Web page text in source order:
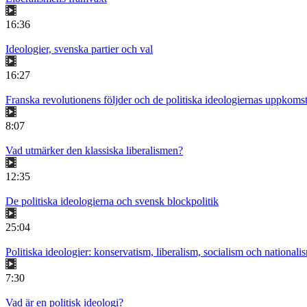
16:36
Ideologier, svenska partier och val
16:27
Franska revolutionens följder och de politiska ideologiernas uppkomst
8:07
Vad utmärker den klassiska liberalismen?
12:35
De politiska ideologierna och svensk blockpolitik
25:04
Politiska ideologier: konservatism, liberalism, socialism och
7:30
Vad är en politisk ideologi?